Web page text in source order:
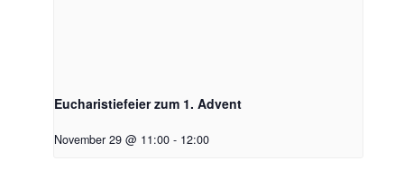
Eucharistiefeier zum 1. Advent
November 29 @ 11:00 - 12:00